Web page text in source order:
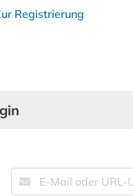
Registrierung